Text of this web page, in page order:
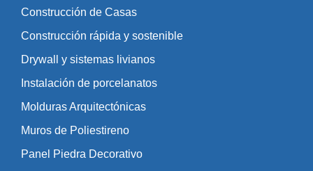
Construcción de Casas
Construcción rápida y sostenible
Drywall y sistemas livianos
Instalación de porcelanatos
Molduras Arquitectónicas
Muros de Poliestireno
Panel Piedra Decorativo